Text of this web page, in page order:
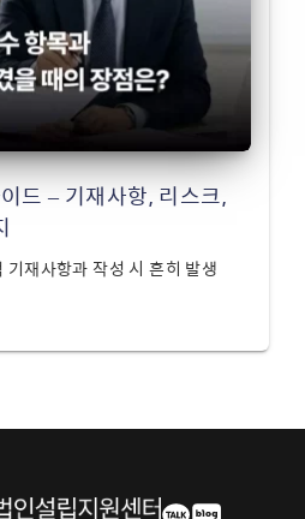
드 – 기재사항, 리스크,
재사항과 작성 시 흔히 발생